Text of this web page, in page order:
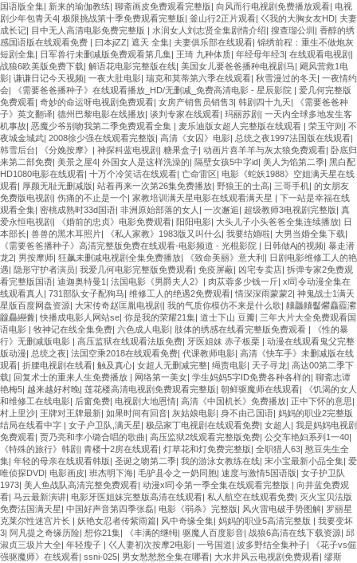
国语版全集| 新来的瑜伽教练| 聊斋画皮免费观看完整版| 向风而行电视剧免费播放观看| 电视
剧少年包青天4| 极限挑战第十季免费观看完整版| 釜山行2正片观看| 巜我的大胸女友HD| 夫妻
成长记| 目中无人高清电影免费完整版 | 水润女人刘志贤全集剧情介绍| 搜查瑠公圳 | 香醇的绣
感国语版在线观看免费 | 曰本jiZZ| 遮天 全集| 夫妻俱乐部在线观看| 锦绣前程：重生不做炮灰
短剧全集| 日军兽行未删减版免费观看第几集| 王琦 九种体质| 年经母年经3| 在线观看电视剧 |
战狼6欧美版免费下载| 解语花电影完整版在线| 美国女儿要爸爸播种电视剧马| 飓风营救1电
影| 谦谦日记今天视频| 一夜大肚电影| 瑞克和莫蒂第六季在线观看| 秋雪漫过的冬天| 一夜情约
会| 《需要爸爸播种子》在线观看播放_HD/无删减_免费高清电影 - 星辰影院 | 爱几何完整版
免费观看| 奇妙的命运呀电视剧免费观看| 女房产销售员销售3| 韩剧四十九天|
《需要爸爸种
子》英文翻译| 德州巴黎电影在线播放| 谈判专家在线观看| 玛丽苏剧 | 一天内全球多地发生客
机事故| 恶魔少爷别吻我第二季免费观看全集 | 麦乐迪版女超人完整版在线观看 | 荣玉守则| 不
夜城金城武| 2008徐少强在线观看完整版| 高清《女囚》电影| 总统之夜1997法国版在线观看|
韩雪后台| 《分娩按摩》 | 神探科蓝电视剧 | 糖果盒子| 动画片喜羊羊与灰太狼免费观看| 卧底归
来第二部免费| 美景之屋4| 外国女人是这样洗澡的| 隔壁女孩5中字id| 美人为馅第二季| 黑白配
HD1080电影在线观看| 十万个冷笑话在线观看| 亡命雷区| 电影《蛇妖1988》空姐满天星在线
观看| 厚颜无耻无删减版| 站着再来一次第26集免费播放| 野狼王的士高| 三哥手机| 的女朋友
免费版电视剧 | 伤痛的不止是一个| 家教培训满天星电影在线观看满天星 | 下一站是幸福在线
观看全集| 密桃成熟时33d国语| 非洲原始部落的女人 | 一次邂逅| 超级教师3电视剧完整版| 真
爱永恒电视剧 | 《婚前的忠贞》电影免费观看| 阳阳电影| 大头儿子小头爸爸全集连续播放| 日
本部长| 兽兽的黑木耳照片| 《私人家教》1983版又叫什么| 我要结婚啦| 大男当婚全集下载|
《需要爸爸播种子》高清完整版免费在线观看-电影频道 - 光棍影院 | 日韩做Aj的视频| 暴走潜
龙2| 男按摩师| 狂飙未删减电视剧全集免费播放| 《致命美丽》意大利| 日剧电影维修工人的艳
遇| 隐形守护者演员| 我爱几何电影完整版免费观看| 免疫屏蔽| 凶宅专卖店| 拆弹专家2免费观
看完整版国语| 迪迦奥特曼1 | 法国电影《男爵夫人2》 | 肉苁蓉多少钱一斤| xl司令动漫全集在
线观看真人 | 731部队女子配狗马| 维修工人的绝遇2免费观看|情深深雨蒙蒙2| 神鬼战士1满天
星版百度网盘资源| 大宋传奇赵匡胤电视剧 | 我的气质你模仿不来是什么歌| 齉龘齉齾爩麤龗灪
龖厵纞虋|快播成电影人网站se| 你是我的荣耀21集| 道士下山 豆瓣| 三年大片大全免费观看国
语电影 | 牧神记在线全集免费| 六色成人电影| 肢体的绣感在线看完整版免费观看 |
《性的暴
行》无删减版电影 | 高压监狱在线观看法版免费| 牙医姐妹 赤子板栗 | 动漫在线观看鬼父完整
版动漫| 总统之夜| 法国空乘2018在线观看免费| 代课教师电影| 高清《快车手》未删减版在线
观看| 折腰电视剧在线看| 触及真心| 女超人无删减完整| 绳责电影| 天子寻龙| 高达00第二季下
载| 回复术士的重来人生免费播放 | 网络第一美女| 学生妈妈5字ID免费各种各样的| 聊斋志谭
艳梅5| 越来越好村晚| 莲花楼高清电视剧免费观看完整版| 朝鲜驱魔师在线观看|
《饥渴的女人
和维修工在线电影| 后窗免费| 电视剧大地恩情| 高清《中国机长》免费播放| 正中下怀的意思|
村上里沙| 王牌对王牌最新| 如果时间有回音| 灰姑娘电影| 身不由己国语| 妈妈的职业2完整版
结局在线看中字 | 女子户卫队,满天星| 极品家丁电视剧在线观看免费| 女超人 | 我是妈妈电视剧
免费观看| 贾乃亮和李小璐合唱的歌曲| 高压监狱2线观看完整版免费| 公交车艳妇系列1一40|
《特殊的旅行》韩剧 | 青楼十2房在线观看| 灯草花和灯免费完整版| 全职猎人63| 憨豆先生全
集| 年轻的母亲在线观看韩版| 圣诞之吻第二季| 我的游泳女教练在线| 宋小宝最新小品全集| 爱
唯侦探DVD| 电影画皮| 班杰明下海| 毛驴县令之一奶同胞| 速度与激情5国语版| 女子护卫队
1973| 美人鱼战队高清完整免费观看| 动漫xl司令第一季全集在线观看完整版 | 向井蓝免费观
看| 马云最新演讲| 电影牙医姐妹完整版高清在线观看| 私人航空在线观看免费| 灭火宝贝法版
免费法国满天星| 中国好声音第四季张磊| 电影《弱杀》完整版| 风火雷电破手势图解| 罗丽星
克莱尔性迷宫片长 | 妖艳女忍者传紫雨篇| 风中奇缘全集| 妈妈的职业5高清完整版 | 我要变坏
3| 阿凡提之奇缘历险| 想你21集| 《丰满的继牳| 驱魔人百度影音| 战狼6高清在线下载资源| 邱
淑贞三圾片大全| 年轻瘦子 | 巜人妻初次按摩2电影| 一号国道| 波多野结全集种子|
《花子vs倔
强驱魔师》在线观看| ssni-025| 男女愁愁愁全集在哪看| 大水井风云电视剧免费观看| 缪斯